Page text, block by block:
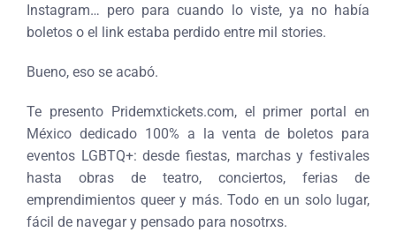
Instagram… pero para cuando lo viste, ya no había
boletos o el link estaba perdido entre mil stories.
Bueno, eso se acabó.
Te presento Pridemxtickets.com, el primer portal en
México dedicado 100% a la venta de boletos para
eventos LGBTQ+: desde fiestas, marchas y festivales
hasta obras de teatro, conciertos, ferias de
emprendimientos queer y más. Todo en un solo lugar,
fácil de navegar y pensado para nosotrxs.